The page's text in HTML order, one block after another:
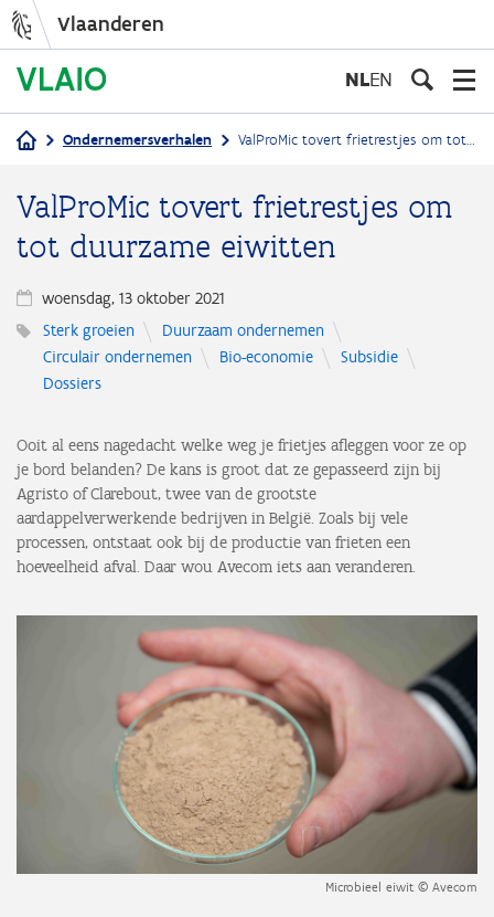
Vlaanderen
NLEN
Ondernemersverhalen ValProMic tovert frietrestjes om tot duurzame eiwitten
ValProMic tovert frietrestjes om
tot duurzame eiwitten
woensdag, 13 oktober 2021
Sterk groeien
Duurzaam ondernemen
Circulair ondernemen
Bio-economie
Subsidie
Dossiers
Ooit al eens nagedacht welke weg je frietjes afleggen voor ze op
je bord belanden? De kans is groot dat ze gepasseerd zijn bij
Agristo of Clarebout, twee van de grootste
aardappelverwerkende bedrijven in België. Zoals bij vele
processen, ontstaat ook bij de productie van frieten een
hoeveelheid afval. Daar wou Avecom iets aan veranderen.
Microbieel eiwit © Avecom